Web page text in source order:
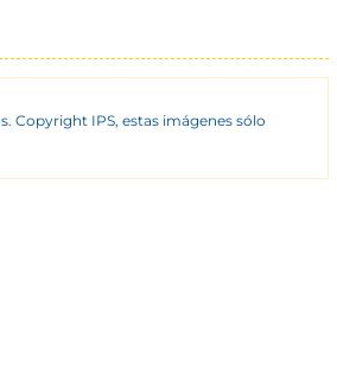
Copyright IPS, estas imágenes sólo